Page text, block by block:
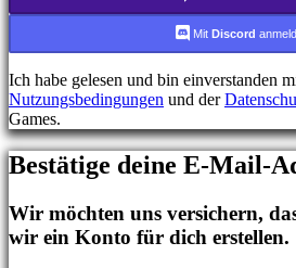
FR
IT
KO
NL
NO
PL
PT
RU
SR
SV
Mit Discord
Ich habe gelesen und bin einverstanden
Nutzungsbedingungen und der
Games.
Bestätige deine E-Mail-
Wir möchten uns versichern,
wir ein Konto für dich erstellen.